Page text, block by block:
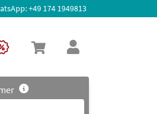
+49 174 1949813